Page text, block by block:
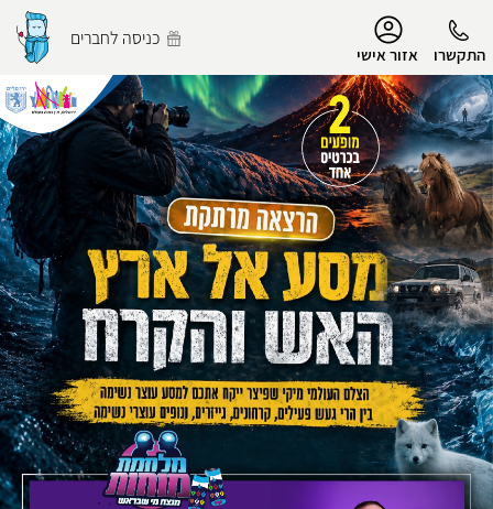
התקשרו אזור אישי
כניסה לחברים
הפרופיל שלי
התנתק